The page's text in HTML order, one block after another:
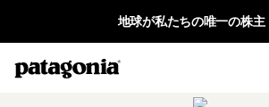
地球が私たちの唯一の株主